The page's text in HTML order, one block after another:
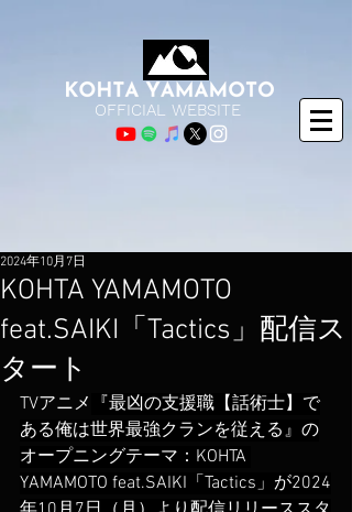
OFFICIAL WEBSITE
KOHTA YAMAMOTO
feat.SAIKI「Tactics」配信ス
タート
2024年10月7日
TVアニメ 『最凶の支援職【話術士】で
ある俺は世界最強クランを従える』の
オープニングテーマ：KOHTA
YAMAMOTO feat.SAIKI「Tactics」が2024